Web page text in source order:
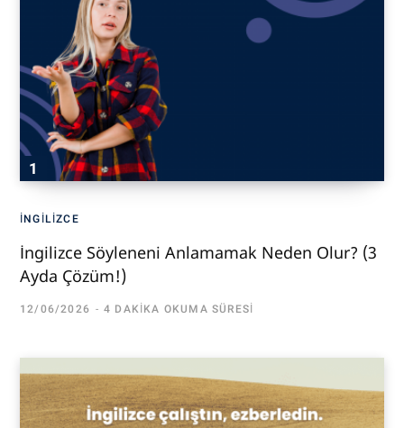
İNGILIZCE
İngilizce Söyleneni Anlamamak Neden Olur? (3
Ayda Çözüm!)
12/06/2026 4 DAKIKA OKUMA SÜRESI